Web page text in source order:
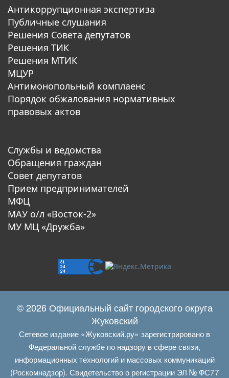
Антикоррупционная экспертиза
Публичные слушания
Решения Совета депутатов
Решения ТИК
Решения МТИК
МЦУР
Антимонопольный комплаенс
Порядок обжалования нормативных
правовых актов
Службы и ведомства
Обращения граждан
Совет депутатов
Прием предпринимателей
МФЦ
МАУ о/л «Восток-2»
МУ МЦ «Дружба»
© 2026 Официальный сайт городского округа
Жуковский
Сетевое издание «Жуковский.ру» зарегистрировано в
Федеральной службе по надзору в сфере связи,
информационных технологий и массовых коммуникаций
(Роскомнадзор). Свидетельство о регистрации ЭЛ № ФС77